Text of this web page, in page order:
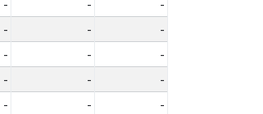
- -
-
- -
-
- -
-
- -
-
- -
-